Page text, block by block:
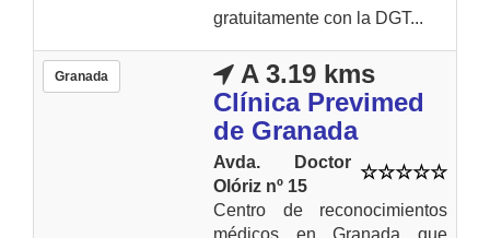
gratuitamente con la DGT...
Granada
A 3.19 kms
Clínica Previmed
de Granada
Avda. Doctor
Olóriz nº 15
Centro de reconocimientos
médicos en Granada que